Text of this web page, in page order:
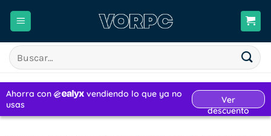
Buscar
por: